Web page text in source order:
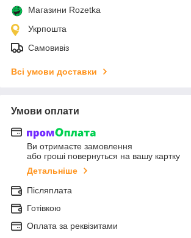
Магазини Rozetka
Укрпошта
Самовивіз
Всі умови доставки
Умови оплати
Ви отримаєте замовлення
або гроші повернуться на вашу картку
Детальніше
Післяплата
Готівкою
Оплата за реквізитами